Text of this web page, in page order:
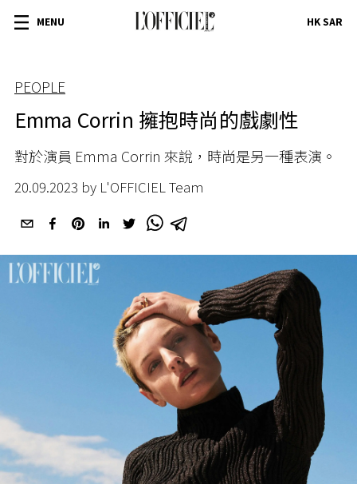
MENU HK SAR
PEOPLE
Emma Corrin 擁抱時尚的戲劇性
對於演員 Emma Corrin 來說，時尚是另一種表演。
20.09.2023 by L'OFFICIEL Team